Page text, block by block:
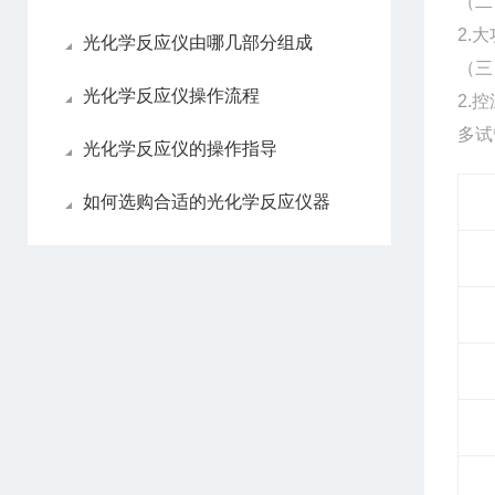
光化学反应仪由哪几部分组成
光化学反应仪操作流程
光化学反应仪的操作指导
如何选购合适的光化学反应仪器
2.大
（
2.控
多